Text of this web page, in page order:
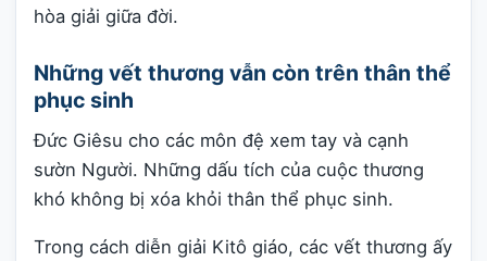
hòa giải giữa đời.
Những vết thương vẫn còn trên thân thể
phục sinh
Đức Giêsu cho các môn đệ xem tay và cạnh
sườn Người. Những dấu tích của cuộc thương
khó không bị xóa khỏi thân thể phục sinh.
Trong cách diễn giải Kitô giáo, các vết thương ấy